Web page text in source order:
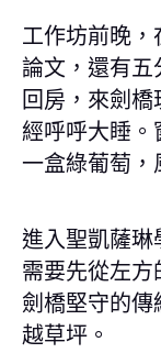
工作坊前晚，
論文，還有五
回房，來劍
經呼呼大睡。
一盒綠葡萄，
進入聖凱薩琳
需要先從左
劍橋堅守的傳
越草坪。